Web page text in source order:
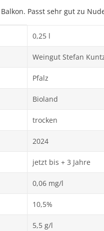
Passt sehr gut zu
0,25 l
Weingut Stefan
Pfalz
Bioland
trocken
2024
jetzt bis + 3 Jahre
0,06 mg/l
10,5%
5,5 g/l